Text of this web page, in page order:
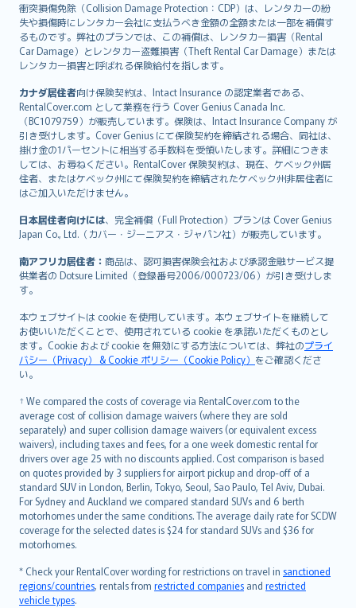
衝突損傷免除（Collision Damage Protection：CDP）は、レンタカーの紛
失や損傷時にレンタカー会社に支払うべき金額の全額または一部を補償す
るものです。弊社のプランでは、この補償は、レンタカー損害（Rental
Car Damage）とレンタカー盗難損害（Theft Rental Car Damage）または
レンタカー損害と呼ばれる保険給付を指します。
カナダ居住者向け保険契約は、Intact Insurance の認定業者である、
RentalCover.com として業務を行う Cover Genius Canada Inc.
（BC1079759）が販売しています。保険は、Intact Insurance Company が
引き受けします。Cover Genius にて保険契約を締結される場合、同社は、
掛け金の1パーセントに相当する手数料を受領いたします。詳細につきま
しては、お尋ねください。RentalCover 保険契約は、現在、ケベック州居
住者、またはケベック州にて保険契約を締結されたケベック州非居住者に
はご加入いただけません。
日本居住者向けには、完全補償（Full Protection）プランは Cover Genius
Japan Co., Ltd.（カバー・ジーニアス・ジャパン社）が販売しています。
南アフリカ居住者： 商品は、認可損害保険会社および承認金融サービス提
供業者の Dotsure Limited（登録番号2006/000723/06）が引き受けしま
す。
本ウェブサイトは cookie を使用しています。本ウェブサイトを継続して
お使いいただくことで、使用されている cookie を承諾いただくものとし
ます。Cookie および cookie を無効にする方法については、弊社のプライ
バシー（Privacy） & Cookie ポリシー（Cookie Policy） をご確認くださ
い。
† We compared the costs of coverage via RentalCover.com to the
average cost of collision damage waivers (where they are sold
separately) and super collision damage waivers (or equivalent excess
waivers), including taxes and fees, for a one week domestic rental for
drivers over age 25 with no discounts applied. Cost comparison is based
on quotes provided by 3 suppliers for airport pickup and drop-off of a
standard SUV in London, Berlin, Tokyo, Seoul, Sao Paulo, Tel Aviv, Dubai.
For Sydney and Auckland we compared standard SUVs and 6 berth
motorhomes under the same conditions. The average daily rate for SCDW
coverage for the selected dates is $24 for standard SUVs and $36 for
motorhomes.
* Check your RentalCover wording for restrictions on travel in sanctioned
regions/countries, rentals from restricted companies and restricted
vehicle types.